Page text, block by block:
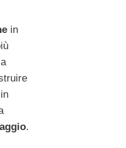
in
.